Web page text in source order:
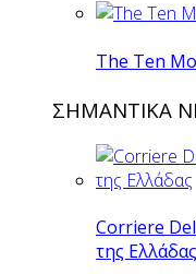
The Ten
ΣΗΜΑΝΤΙΚΑ
Corriere
της Ελλάδας